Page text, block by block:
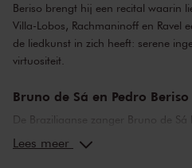
Beriso brengt hij een recital waarin
Villa-Lobos, Rachmaninoff en Ravel
de liedkunst in zich heeft: serene
virtuositeit.
Bruno de Sá en Pedro Beriso
De Braziliaanse zanger Bruno de Sá
hij is een mannelijke sopraan, een
Lees meer